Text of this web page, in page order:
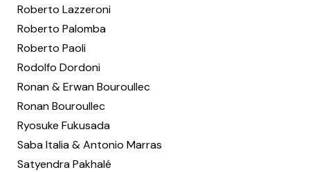
Roberto Lazzeroni
Roberto Palomba
Roberto Paoli
Rodolfo Dordoni
Ronan & Erwan Bouroullec
Ronan Bouroullec
Ryosuke Fukusada
Saba Italia & Antonio Marras
Satyendra Pakhalé